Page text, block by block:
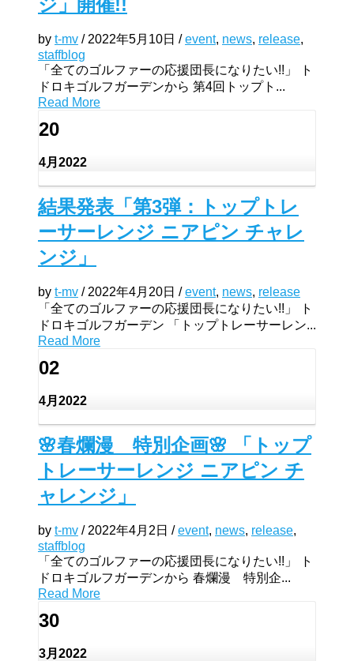
ジ」開催!!
by t-mv / 2022年5月10日 / event, news, release,
staffblog
「全てのゴルファーの応援団長になりたい!!」 ト
ドロキゴルフガーデンから 第4回トップト...
Read More
20
4月 2022
結果発表「第3弾：トップトレ
ーサーレンジ ニアピン チャレ
ンジ」
by t-mv / 2022年4月20日 / event, news, release
「全てのゴルファーの応援団長になりたい!!」 ト
ドロキゴルフガーデン 「トップトレーサーレン...
Read More
02
4月 2022
🌸春爛漫 特別企画🌸 「トップ
トレーサーレンジ ニアピン チ
ャレンジ」
by t-mv / 2022年4月2日 / event, news, release,
staffblog
「全てのゴルファーの応援団長になりたい!!」 ト
ドロキゴルフガーデンから 春爛漫 特別企...
Read More
30
3月 2022